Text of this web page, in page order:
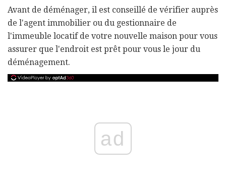
Avant de déménager, il est conseillé de vérifier auprès
de l'agent immobilier ou du gestionnaire de
l'immeuble locatif de votre nouvelle maison pour vous
assurer que l'endroit est prêt pour vous le jour du
déménagement.
ad